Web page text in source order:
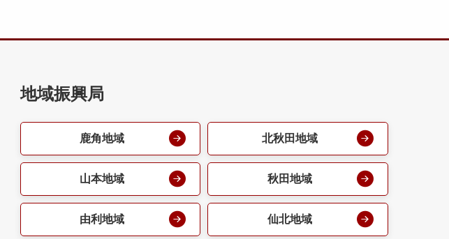
地域振興局
鹿角地域 北秋田地域
山本地域 秋田地域
由利地域 仙北地域